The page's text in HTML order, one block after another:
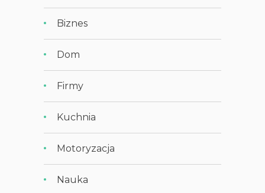
Biznes
Dom
Firmy
Kuchnia
Motoryzacja
Nauka